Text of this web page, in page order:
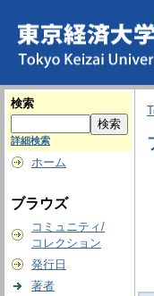
検索
詳細検索
ホーム
ブラウズ
コミュニティ/
コレクション
発行日
著者